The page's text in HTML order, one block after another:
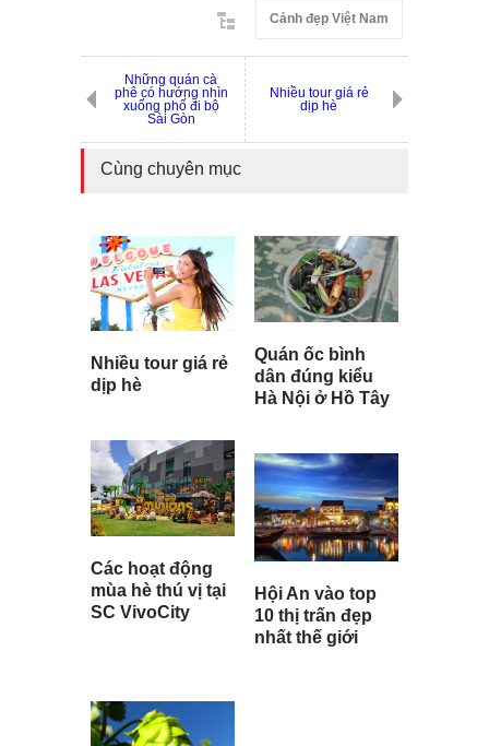
Cảnh đẹp Việt Nam
Những quán cà
phê có hướng nhìn
xuống phố đi bộ
Sài Gòn
Nhiều tour giá rẻ
dịp hè
Cùng chuyên mục
Nhiều tour giá rẻ
dịp hè
Các hoạt động
mùa hè thú vị tại
SC VivoCity
Quán ốc bình
dân đúng kiểu
Hà Nội ở Hồ Tây
Hội An vào top
10 thị trấn đẹp
nhất thế giới